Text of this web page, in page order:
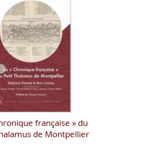
française » du
de Montpellier